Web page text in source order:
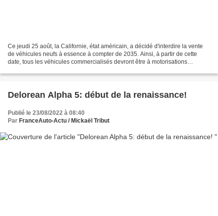
Ce jeudi 25 août, la Californie, état américain, a décidé d'interdire la vente
de véhicules neufs à essence à compter de 2035. Ainsi, à partir de cette
date, tous les véhicules commercialisés devront être à motorisations
Delorean Alpha 5: début de la renaissance!
Publié le 23/08/2022 à 08:40
Par FranceAuto-Actu / Mickaël Tribut